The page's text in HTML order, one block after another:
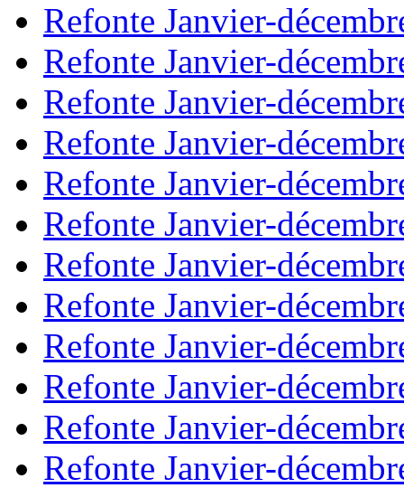
Refonte Janvier-
Refonte Janvier-
Refonte Janvier-
Refonte Janvier-
Refonte Janvier-
Refonte Janvier-
Refonte Janvier-
Refonte Janvier-
Refonte Janvier-
Refonte Janvier-
Refonte Janvier-
Refonte Janvier-